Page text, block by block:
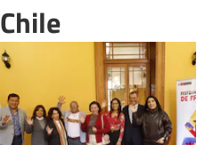
Chile